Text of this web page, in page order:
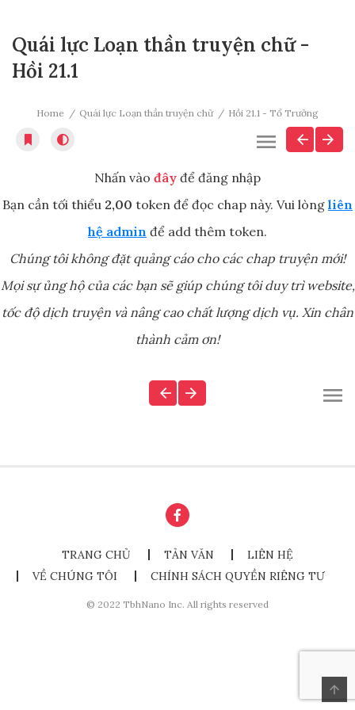
Quái lực Loạn thần truyện chữ -
Hồi 21.1
Home Quái lực Loạn thần truyện chữ Hồi 21.1 - Tổ Trưởng
Nhấn vào đây để đăng nhập
Bạn cần tối thiểu 2,00 token để đọc chap này. Vui lòng liên
hệ admin để add thêm token.
Chúng tôi không đặt quảng cáo cho các chap truyện mới!
Mọi sự ủng hộ của các bạn sẽ giúp chúng tôi duy trì website,
tốc độ dịch truyện và nâng cao chất lượng dịch vụ. Xin chân
thành cảm ơn!
TRANG CHỦ TẢN VĂN
LIÊN HỆ
VỀ CHÚNG TÔI
CHÍNH SÁCH QUYỀN RIÊNG TƯ
© 2022 TbhNano Inc. All rights reserved